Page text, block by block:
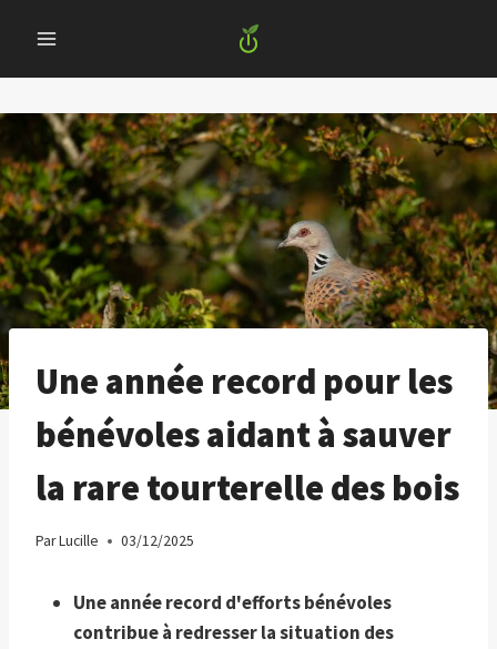
content
Une année record pour les
bénévoles aidant à sauver
la rare tourterelle des bois
ParLucille 03/12/2025
Une année record d'efforts bénévoles
contribue à redresser la situation des